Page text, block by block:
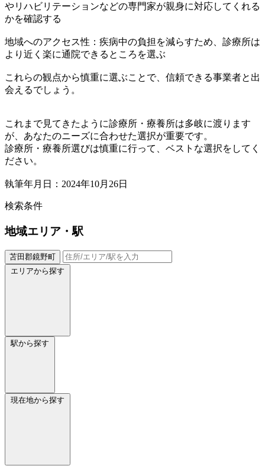
やリハビリテーションなどの専門家が親身に対応してくれる
かを確認する
地域へのアクセス性：疾病中の負担を減らすため、診療所は
より近く楽に通院できるところを選ぶ
これらの観点から慎重に選ぶことで、信頼できる事業者と出
会えるでしょう。
これまで見てきたように診療所・療養所は多岐に渡ります
が、あなたのニーズに合わせた選択が重要です。
診療所・療養所選びは慎重に行って、ベストな選択をしてく
ださい。
執筆年月日：2024年10月26日
検索条件
地域エリア・駅
苫田郡鏡野町
エリアから探す
駅から探す
現在地から探す